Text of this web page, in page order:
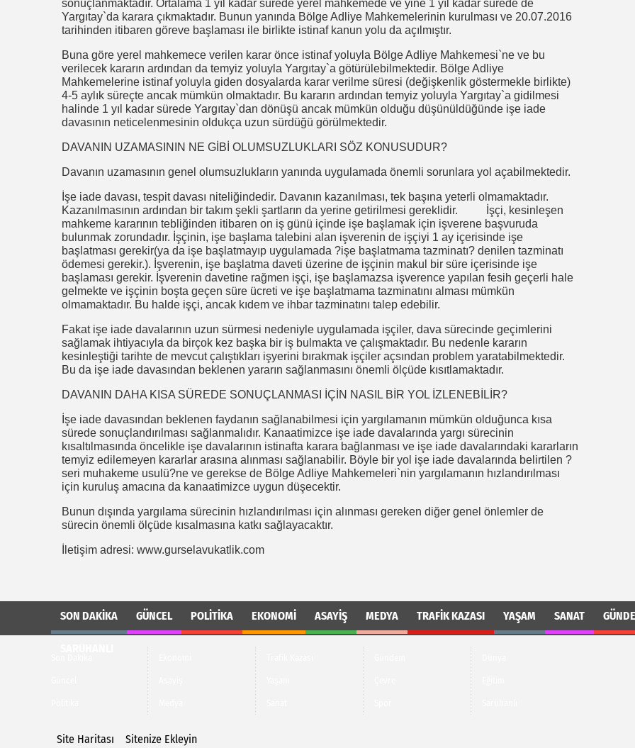
sonuçlanmaktadır. Ortalama 1 yıl kadar sürede yerel mahkemede ve yine 1 yıl kadar sürede de
Yargıtay`da karara çıkmaktadır. Bunun yanında Bölge Adliye Mahkemelerinin kurulması ve 20.07.2016
tarihinden itibaren göreve başlaması ile birlikte istinaf kanun yolu da açılmıştır.
Buna göre yerel mahkemece verilen karar önce istinaf yoluyla Bölge Adliye Mahkemesi`ne ve bu
verilecek kararın ardından da temyiz yoluyla Yargıtay`a götürülebilmektedir. Bölge Adliye
Mahkemelerine istinaf yoluyla giden dosyalarda karar verilme süresi (değişkenlik göstermekle birlikte)
4-5 aylık süreçte ancak mümkün olmaktadır. Bu kararın ardından temyiz yoluyla Yargıtay`a gidilmesi
halinde 1 yıl kadar sürede Yargıtay`dan dönüşü ancak mümkün olduğu düşünüldüğünde işe iade
davasının neticelenmesinin oldukça uzun sürdüğü görülmektedir.
DAVANIN UZAMASININ NE GİBİ OLUMSUZLUKLARI SÖZ KONUSUDUR?
Davanın uzamasının genel olumsuzlukların yanında uygulamada önemli sorunlara yol açabilmektedir.
İşe iade davası, tespit davası niteliğindedir. Davanın kazanılması, tek başına yeterli olmamaktadır.
Kazanılmasının ardından bir takım şekli şartların da yerine getirilmesi gereklidir. İşçi, kesinleşen
mahkeme kararının tebliğinden itibaren on iş günü içinde işe başlamak için işverene başvuruda
bulunmak zorundadır. İşçinin, işe başlama talebini alan işverenin de işçiyi 1 ay içerisinde işe
başlatması gerekir(ya da işe başlatmayıp uygulamada ?işe başlatmama tazminatı? denilen tazminatı
ödemesi gerekir.). İşverenin, işe başlatma daveti üzerine de işçinin makul bir süre içerisinde işe
başlaması gerekir. İşverenin davetine rağmen işçi, işe başlamazsa işverence yapılan fesih geçerli hale
gelmekte ve işçinin boşta geçen süre ücreti ve işe başlatmama tazminatını alması mümkün
olmamaktadır. Bu halde işçi, ancak kıdem ve ihbar tazminatını talep edebilir.
Fakat işe iade davalarının uzun sürmesi nedeniyle uygulamada işçiler, dava sürecinde geçimlerini
sağlamak ihtiyacıyla da birçok kez başka bir iş bulmakta ve çalışmaktadır. Bu nedenle kararın
kesinleştiği tarihte de mevcut çalıştıkları işyerini bırakmak işçiler açsından problem yaratabilmektedir.
Bu da işe iade davasından beklenen yararın sağlanmasını önemli ölçüde kısıtlamaktadır.
DAVANIN DAHA KISA SÜREDE SONUÇLANMASI İÇİN NASIL BİR YOL İZLENEBİLİR?
İşe iade davasından beklenen faydanın sağlanabilmesi için yargılamanın mümkün olduğunca kısa
sürede sonuçlandırılması sağlanmalıdır. Kanaatimizce işe iade davalarında yargı sürecinin
kısaltılmasında öncelikle işe davalarının istinafta karara bağlanması ve işe iade davalarındaki kararların
temyiz edilemeyen kararlar arasına alınması sağlanabilir. Böyle bir yol işe iade davalarında belirtilen ?
seri muhakeme usulü?ne ve gerekse de Bölge Adliye Mahkemeleri`nin yargılamanın hızlandırılması
için kuruluş amacına da kanaatimizce uygun düşecektir.
Bunun dışında yargılama sürecinin hızlandırılması için alınması gereken diğer genel önlemler de
sürecin önemli ölçüde kısalmasına katkı sağlayacaktır.
İletişim adresi: www.gurselavukatlik.com
SON DAKIKA GÜNCEL POLITIKA EKONOMI ASAYIŞ MEDYA TRAFIK KAZASI YAŞAM SANAT
Site Haritası Sitenize Ekleyin